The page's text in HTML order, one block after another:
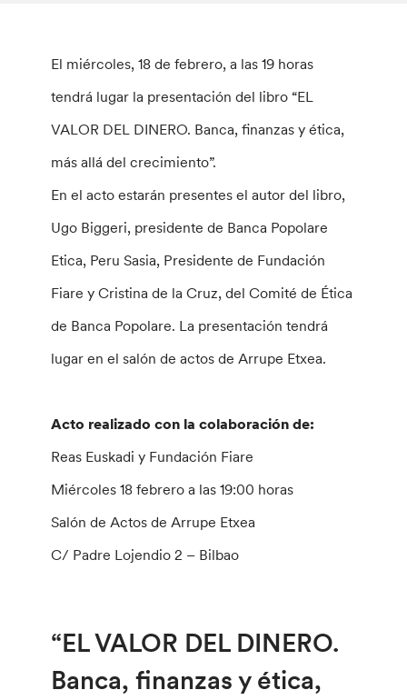
El miércoles, 18 de febrero, a las 19 horas
tendrá lugar la presentación del libro “EL
VALOR DEL DINERO. Banca, finanzas y ética,
más allá del crecimiento”.
En el acto estarán presentes el autor del libro,
Ugo Biggeri, presidente de Banca Popolare
Etica, Peru Sasia, Presidente de Fundación
Fiare y Cristina de la Cruz, del Comité de Ética
de Banca Popolare. La presentación tendrá
lugar en el salón de actos de Arrupe Etxea.
Acto realizado con la colaboración de:
Reas Euskadi y Fundación Fiare
Miércoles 18 febrero a las 19:00 horas
Salón de Actos de Arrupe Etxea
C/ Padre Lojendio 2 – Bilbao
“EL VALOR DEL DINERO.
Banca, finanzas y ética,